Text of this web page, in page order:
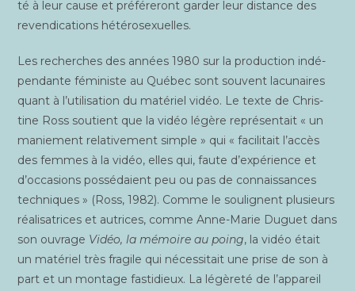
té à leur cause et pré­fé­re­ront gar­der leur dis­tance des
reven­di­ca­tions hétérosexuelles.
Les recherches des années 1980 sur la pro­duc­tion indé­
pen­dante fémi­niste au Qué­bec sont sou­vent lacu­naires
quant à l’utilisation du maté­riel vidéo. Le texte de Chris­
tine Ross sou­tient que la vidéo légère repré­sen­tait « un
manie­ment rela­ti­ve­ment simple » qui « faci­li­tait l’accès
des femmes à la vidéo, elles qui, faute d’expérience et
d’occasions pos­sé­daient peu ou pas de connais­sances
tech­niques » (Ross, 1982). Comme le sou­lignent plu­sieurs
réa­li­sa­trices et autrices, comme Anne-Marie Duguet dans
son ouvrage Vidéo, la mémoire au poing, la vidéo était
un maté­riel très fra­gile qui néces­si­tait une prise de son à
part et un mon­tage fas­ti­dieux. La légè­re­té de l’appareil